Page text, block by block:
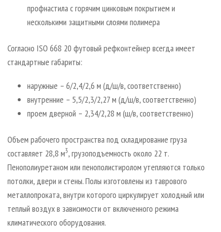
профнастила с горячим цинковым покрытием и
несколькими защитными слоями полимера
Согласно ISO 668 20 футовый рефконтейнер всегда имеет
стандартные габариты:
наружные – 6/2,4/2,6 м (д/ш/в, соответственно)
внутренние – 5,5/2,3/2,27 м (д/ш/в, соответственно)
проем дверной – 2,34/2,28 м (ш/в, соответственно)
Объем рабочего пространства под складирование груза
составляет 28,8 м3, грузоподъемность около 22 т.
Пенополиуретаном или пенополистиролом утепляются только
потолки, двери и стены. Полы изготовлены из таврового
металлопроката, внутри которого циркулирует холодный или
теплый воздух в зависимости от включенного режима
климатического оборудования.